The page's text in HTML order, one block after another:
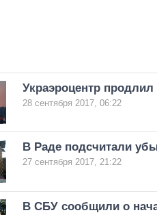
Украэроцентр
28 сентября 2017, 06:22
В Раде подсчитали
27 сентября 2017, 21:22
В СБУ сообщили о